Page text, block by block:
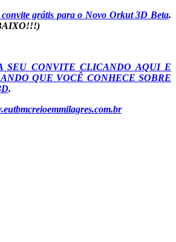
grátis para o Novo Orkut 3D Beta.
SEU CONVITE CLICANDO AQUI E
QUE VOCÊ CONHECE SOBRE
.